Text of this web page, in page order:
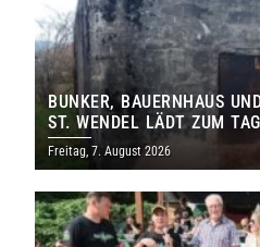
BUNKER, BAUERNHAUS
ST. WENDEL LÄDT ZUM
DENKMALS EIN
Freitag, 7. August 2026